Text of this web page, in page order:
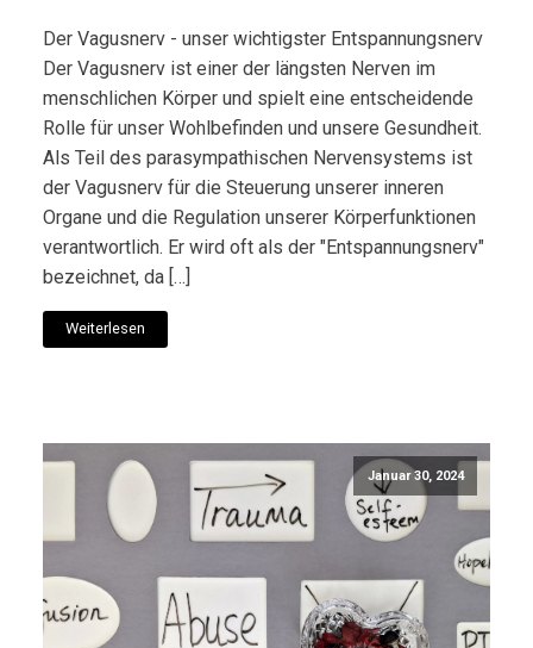
Der Vagusnerv - unser wichtigster Entspannungsnerv
Der Vagusnerv ist einer der längsten Nerven im
menschlichen Körper und spielt eine entscheidende
Rolle für unser Wohlbefinden und unsere Gesundheit.
Als Teil des parasympathischen Nervensystems ist
der Vagusnerv für die Steuerung unserer inneren
Organe und die Regulation unserer Körperfunktionen
verantwortlich. Er wird oft als der "Entspannungsnerv"
bezeichnet, da […]
Weiterlesen
Januar 30, 2024